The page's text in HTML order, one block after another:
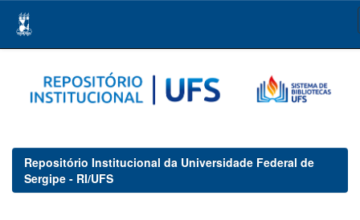
navigation
Repositório Institucional da Universidade Federal de
Sergipe - RI/UFS